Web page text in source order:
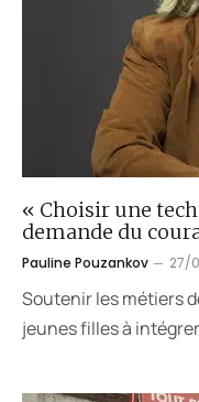
« Choisir une
demande du
Pauline Pouzankov 27/
Soutenir les métiers
jeunes filles à